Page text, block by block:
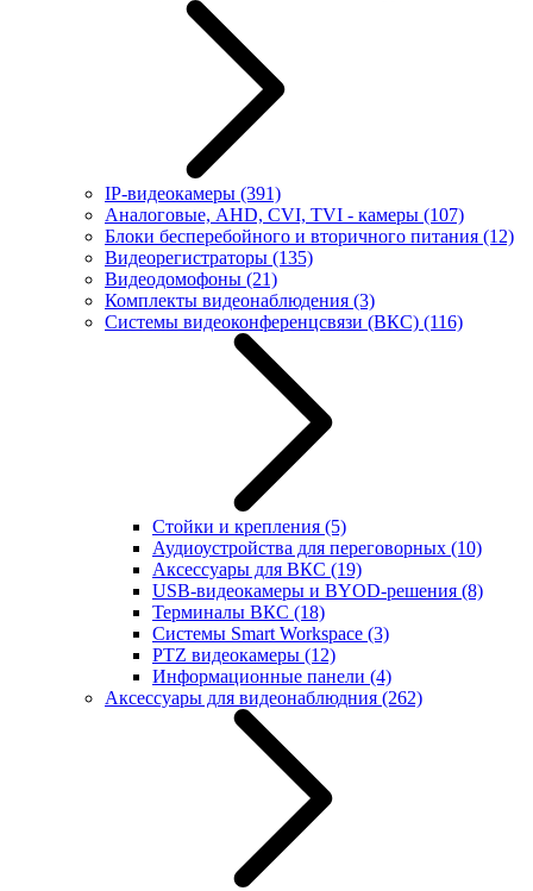
IP-видеокамеры (391)
Аналоговые, AHD, CVI, TVI - камеры (107)
Блоки бесперебойного и вторичного питания (12)
Видеорегистраторы (135)
Видеодомофоны (21)
Комплекты видеонаблюдения (3)
Системы видеоконференцсвязи (ВКС) (116)
Стойки и крепления (5)
Аудиоустройства для переговорных (10)
Аксессуары для ВКС (19)
USB-видеокамеры и BYOD-решения (8)
Терминалы ВКС (18)
Системы Smart Workspace (3)
PTZ видеокамеры (12)
Информационные панели (4)
Аксессуары для видеонаблюдния (262)